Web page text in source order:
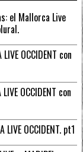
el Mallorca Live
OCCIDENT con
OCCIDENT con
LIVE OCCIDENT. pt1